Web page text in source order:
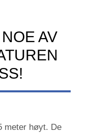
AV
meter høyt. De